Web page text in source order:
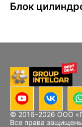
Блок
© 2016–2026 ООО
Все права